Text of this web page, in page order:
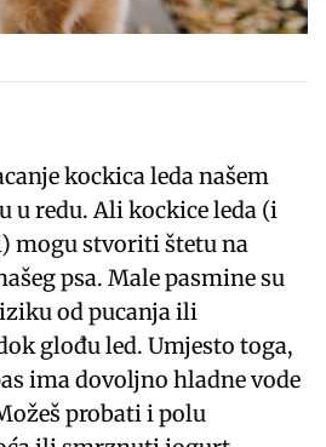
kockica leda našem
u redu. Ali kockice leda (i
mogu stvoriti štetu na
psa. Male pasmine su
od pucanja ili
glođu led. Umjesto toga,
ima dovoljno hladne vode
probati i polu